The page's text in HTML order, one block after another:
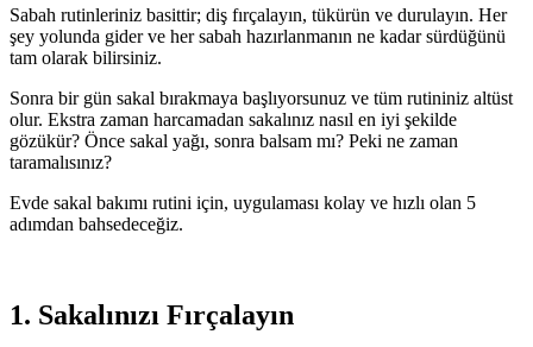
Sabah rutinleriniz basittir; diş fırçalayın, tükürün ve durulayın. Her
şey yolunda gider ve her sabah hazırlanmanın ne kadar sürdüğünü
tam olarak bilirsiniz.
Sonra bir gün sakal bırakmaya başlıyorsunuz ve tüm rutininiz altüst
olur. Ekstra zaman harcamadan sakalınız nasıl en iyi şekilde
gözükür? Önce sakal yağı, sonra balsam mı? Peki ne zaman
taramalısınız?
Evde sakal bakımı rutini için, uygulaması kolay ve hızlı olan 5
adımdan bahsedeceğiz.
1. Sakalınızı Fırçalayın